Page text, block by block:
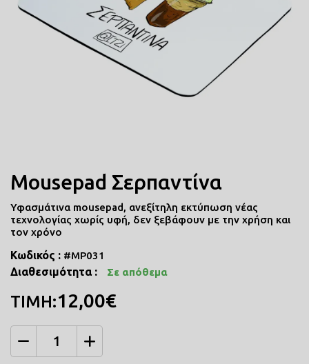
ΠΟΔΙΕΣ ΜΑΓΕΙΡΙΚΗΣ
ΤΕΤΡΑΔΙΑ
ΚΑΣΕΤΙΝΕΣ
Mousepad Σερπαντίνα
Υφασμάτινα mousepad, ανεξίτηλη εκτύπωση νέας
τεχνολογίας χωρίς υφή, δεν ξεβάφουν με την χρήση και
τον χρόνο
Κωδικός : #MP031
Διαθεσιμότητα : Σε απόθεμα
ΤΙΜΗ:12,00€